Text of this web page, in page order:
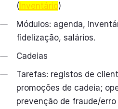
(Inventário)
Módulos: agenda,
fidelização, salários.
Cadeias
Tarefas: registos de
promoções de cadeia;
prevenção de fraude/